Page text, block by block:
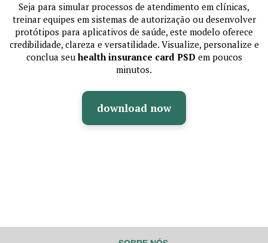
Seja para simular processos de atendimento em clínicas,
treinar equipes em sistemas de autorização ou desenvolver
protótipos para aplicativos de saúde, este modelo oferece
credibilidade, clareza e versatilidade. Visualize, personalize e
conclua seu health insurance card PSD em poucos
minutos.
download now